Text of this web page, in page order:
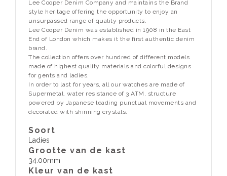
Lee Cooper Denim Company and maintains the Brand
style heritage offering the opportunity to enjoy an
unsurpassed range of quality products.
Lee Cooper Denim was established in 1908 in the East
End of London which makes it the first authentic denim
brand.
The collection offers over hundred of different models
made of highest quality materials and colorful designs
for gents and ladies.
In order to last for years, all our watches are made of
Supermetal, water resistance of 3 ATM, structure
powered by Japanese leading punctual movements and
decorated with shinning crystals.
Soort
Ladies
Grootte van de kast
34.00mm
Kleur van de kast